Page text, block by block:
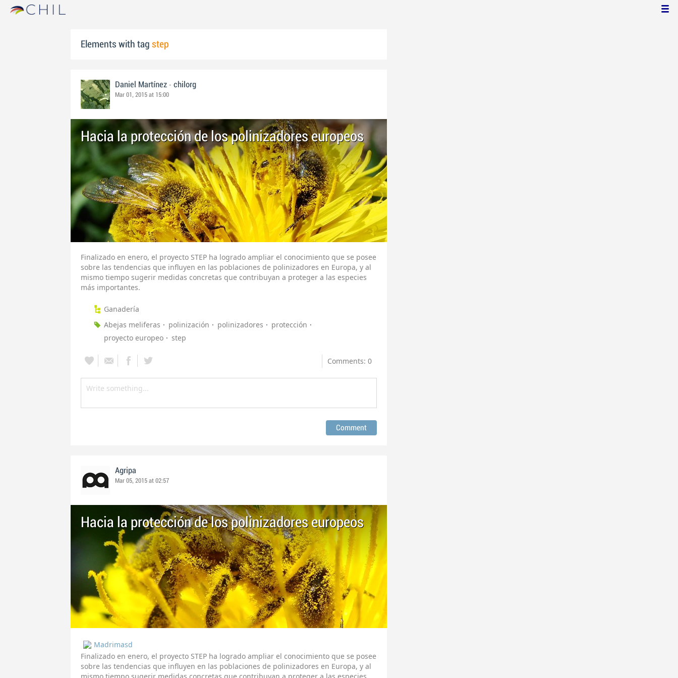
Elements with tag step
Daniel Martínez - chilorg
Mar 01, 2015 at 15:00
Hacia la protección de los polinizadores europeos
Finalizado en enero, el proyecto STEP ha logrado ampliar el conocimiento que se posee
sobre las tendencias que influyen en las poblaciones de polinizadores en Europa, y al
mismo tiempo sugerir medidas concretas que contribuyan a proteger a las especies
más importantes.
Ganadería
Abejas meliferas
polinización polinizadores
protección
proyecto europeo
step
Comments: 0
Agripa
Mar 05, 2015 at 02:57
Hacia la protección de los polinizadores europeos
Madrimasd
Finalizado en enero, el proyecto STEP ha logrado ampliar el conocimiento que se posee
sobre las tendencias que influyen en las poblaciones de polinizadores en Europa, y al